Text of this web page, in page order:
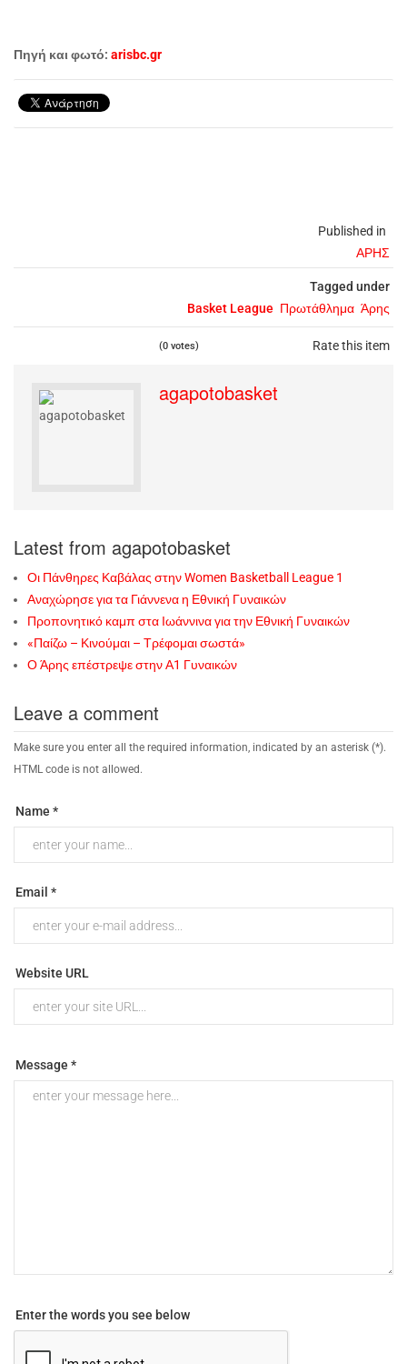
Published in
ΑΡΗΣ
Tagged under
Basket League Πρωτάθλημα Άρης
Rate this item
(0 votes)
Πηγή και φωτό: arisbc.gr
agapotobasket
Latest from agapotobasket
Οι Πάνθηρες Καβάλας στην Women Basketball League 1
Αναχώρησε για τα Γιάννενα η Εθνική Γυναικών
Προπονητικό καμπ στα Ιωάννινα για την Εθνική Γυναικών
«Παίζω – Κινούμαι – Τρέφομαι σωστά»
Ο Άρης επέστρεψε στην Α1 Γυναικών
Leave a comment
Make sure you enter all the required information, indicated by an asterisk (*).
HTML code is not allowed.
Name *
Email *
Website URL
Message *
Enter the words you see below